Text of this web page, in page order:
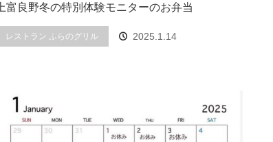
上富良野冬の特別体験モニターのお弁当
レストラン ふらのグリル 2025.1.14